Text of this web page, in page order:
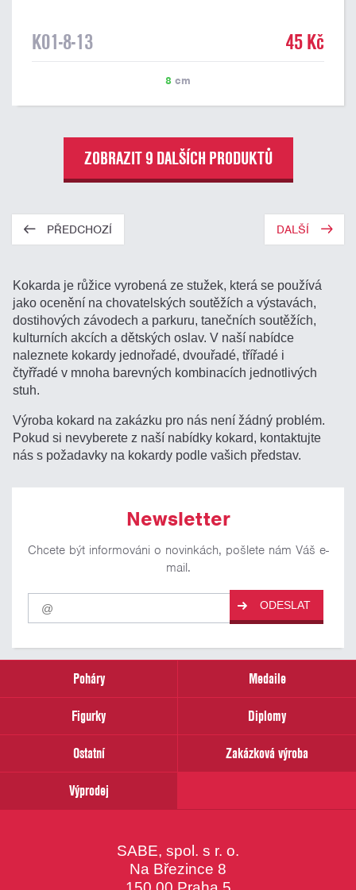
K01-8-13 45 Kč
8 cm
ZOBRAZIT 9 DALŠÍCH PRODUKTŮ
PŘEDCHOZÍ DALŠÍ
Kokarda je růžice vyrobená ze stužek, která se používá
jako ocenění na chovatelských soutěžích a výstavách,
dostihových závodech a parkuru, tanečních soutěžích,
kulturních akcích a dětských oslav. V naší nabídce
naleznete kokardy jednořadé, dvouřadé, třířadé i
čtyřřadé v mnoha barevných kombinacích jednotlivých
stuh.
Výroba kokard na zakázku pro nás není žádný problém.
Pokud si nevyberete z naší nabídky kokard, kontaktujte
nás s požadavky na kokardy podle vašich představ.
Newsletter
Chcete být informováni o novinkách, pošlete nám Váš e-
mail.
Pro
odběr
našich
email
ODESLAT
Poháry
Medaile
Figurky
Diplomy
Ostatní
Zakázková výroba
Výprodej
SABE, spol. s r. o.
Na Březince 8